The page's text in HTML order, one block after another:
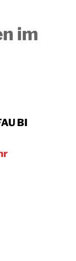
im
BI